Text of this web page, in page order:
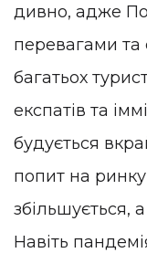
дивно, адже
перевагами
багатьох
експатів та
будується
попит на ринку
збільшується,
Навіть